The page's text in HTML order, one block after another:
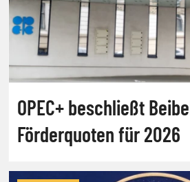
OPEC+ beschließt
Förderquoten für 2026